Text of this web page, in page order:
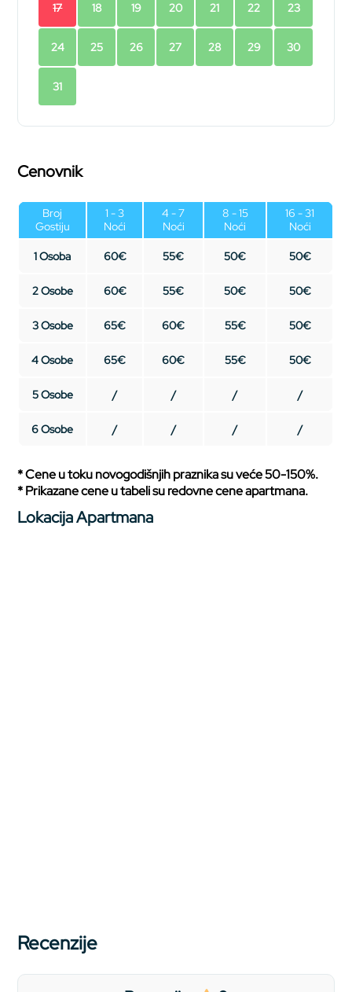
17 18 19 20 21 22 23
24 25 26 27 28 29 30
31
Cenovnik
Broj
Gostiju
1 - 3
Noći
4 - 7
Noći
8 - 15
Noći
16 - 31
Noći
1 Osoba 60€ 55€ 50€ 50€
2 Osobe 60€ 55€ 50€ 50€
3 Osobe 65€ 60€ 55€ 50€
4 Osobe 65€ 60€ 55€ 50€
5 Osobe / / / /
6 Osobe / / / /
* Cene u toku novogodišnjih praznika su veće 50-150%.
* Prikazane cene u tabeli su redovne cene apartmana.
Lokacija Apartmana
Recenzije